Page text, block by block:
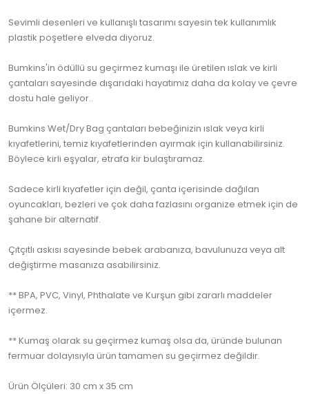
Sevimli desenleri ve kullanışlı tasarımı sayesin tek kullanımlık
plastik poşetlere elveda diyoruz.
Bumkins'in ödüllü su geçirmez kumaşı ile üretilen ıslak ve kirli
çantaları sayesinde dışarıdaki hayatımız daha da kolay ve çevre
dostu hale geliyor..
Bumkins Wet/Dry Bag çantaları bebeğinizin ıslak veya kirli
kıyafetlerini, temiz kıyafetlerinden ayırmak için kullanabilirsiniz.
Böylece kirli eşyalar, etrafa kir bulaştıramaz.
Sadece kirli kıyafetler için değil, çanta içerisinde dağılan
oyuncakları, bezleri ve çok daha fazlasını organize etmek için de
şahane bir alternatif.
Çıtçıtlı askısı sayesinde bebek arabanıza, bavulunuza veya alt
değiştirme masanıza asabilirsiniz.
** BPA, PVC, Vinyl, Phthalate ve Kurşun gibi zararlı maddeler
içermez.
** Kumaş olarak su geçirmez kumaş olsa da, üründe bulunan
fermuar dolayısıyla ürün tamamen su geçirmez değildir.
Ürün Ölçüleri: 30 cm x 35 cm